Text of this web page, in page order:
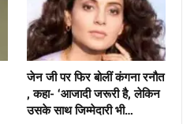
जेन जी पर फिर बोलीं कंगना रनौत
, कहा- ‘आजादी जरूरी है, लेकिन
उसके साथ जिम्मेदारी भी…